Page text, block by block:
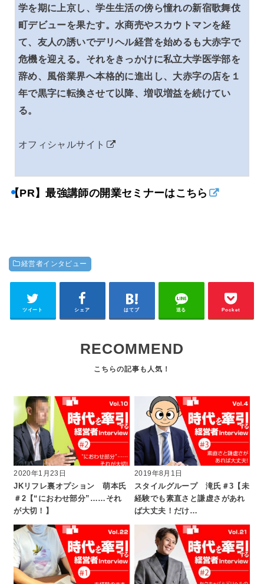
学を期に上京し、学生生活の傍ら憧れの新宿歌舞伎
町デビューを果たす。水商売やスカウトマンを経
て、友人の誘いでデリヘル経営を始めるも大赤字で
危機を迎える。それをきっかけに私立大学医学部を
辞め、風俗業界へ本格的に進出し、大赤字の店を１
年で黒字に転換させて以降、増収増益を続けてい
る。
オフィシャルサイト
【PR】最強講師の開業セミナーはこちら
経営者インタビュー
ツイート シェア はてブ 送る Pocket
RECOMMEND
2020年1月23日
JKリフレ裏オプション 萌本氏
＃2【“におわせ部分”……それ
が大切！】
2019年8月1日
スタイルグループ 滝氏＃3【未
経験でも素直さと謙虚さがあれ
ば大丈夫！だけ…